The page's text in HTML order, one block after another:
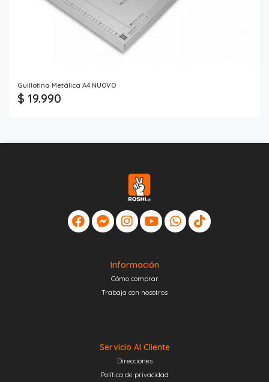
Guillotina Metálica A4 NUOVO
$ 19.990
Información
Cómo comprar
Trabaja con nosotros
Servicio Al Cliente
Direcciones
Política de privacidad